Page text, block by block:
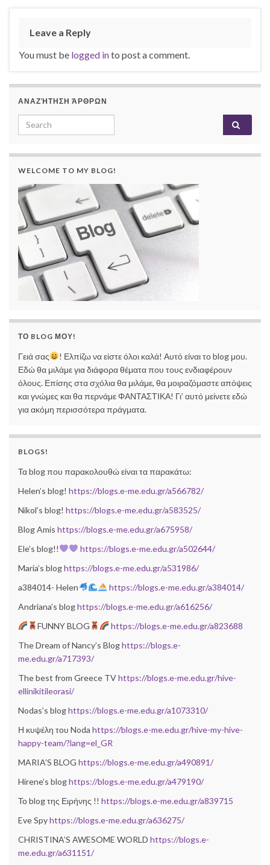
Leave a Reply
You must be logged into post a comment.
ΑΝΑΖΉΤΗΣΗ ΆΡΘΡΩΝ
Search for:
WELCOME TO MY BLOG!
ΤΟ BLOG ΜΟΥ!
Γειά σας
! Ελπίζω να είστε όλοι καλά! Αυτό είναι το blog μου.
Εδώ θα μιλάμε για διάφορα θέματα που τους ενδιαφέρουν
όλους. Επίσης στα σχόλια θα μιλάμε, θα μοιραζόμαστε απόψεις
και γνώμες και θα περνάμε ΦΑΝΤΑΣΤΙΚΑ! Γι’ αυτό μείνετε εδώ
για ακόμη περισσότερα πράγματα.
BLOGS!
Τα blog που παρακολουθώ είναι τα παρακάτω:
Helen’s blog! https://blogs.e-me.edu.gr/a566782/
Nikol’s blog! https://blogs.e-me.edu.gr/a583525/
Blog Amis https://blogs.e-me.edu.gr/a675958/
Ele’s blog!!
https://blogs.e-me.edu.gr/a502644/
Maria’s bloghttps://blogs.e-me.edu.gr/a531986/
a384014- Helen
https://blogs.e-me.edu.gr/a384014/
Andriana’s bloghttps://blogs.e-me.edu.gr/a616256/
FUNNY BLOG
https://blogs.e-me.edu.gr/a823688
The Dream of Nancy’s Bloghttps://blogs.e-
me.edu.gr/a717393/
The best from Greece TVhttps://blogs.e-me.edu.gr/hive-
ellinikitileorasi/
Nodas’s bloghttps://blogs.e-me.edu.gr/a1073310/
Η κυψέλη του Noda https://blogs.e-me.edu.gr/hive-my-hive-
happy-team/?lang=el_GR
MARIA’S BLOG https://blogs.e-me.edu.gr/a490891/
Hirene’s bloghttps://blogs.e-me.edu.gr/a479190/
Το blog της Ειρήνης !! https://blogs.e-me.edu.gr/a839715
Eve Spyhttps://blogs.e-me.edu.gr/a636275/
CHRISTINA’S AWESOME WORLD https://blogs.e-
me.edu.gr/a631151/